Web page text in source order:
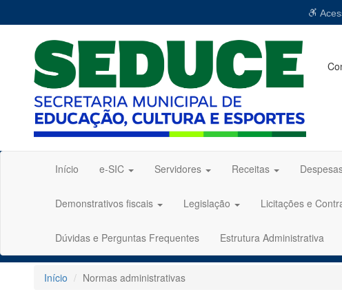
Início e-SIC Servidores Receitas
Demonstrativos fiscais Legislação Licitações e
Dúvidas e Perguntas Frequentes Estrutura Administrativa
Início Normas administrativas